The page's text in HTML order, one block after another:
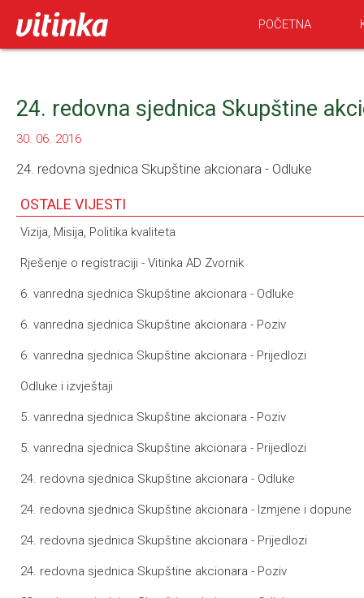
POČETNA
24. redovna sjednica Skupštine
30. 06. 2016
24. redovna sjednica Skupštine akcionara - Odluke
OSTALE VIJESTI
Vizija, Misija, Politika kvaliteta
Rješenje o registraciji - Vitinka AD Zvornik
6. vanredna sjednica Skupštine akcionara - Odluke
6. vanredna sjednica Skupštine akcionara - Poziv
6. vanredna sjednica Skupštine akcionara - Prijedlozi
Odluke i izvještaji
5. vanredna sjednica Skupštine akcionara - Poziv
5. vanredna sjednica Skupštine akcionara - Prijedlozi
24. redovna sjednica Skupštine akcionara - Odluke
24. redovna sjednica Skupštine akcionara - Izmjene i dopune
24. redovna sjednica Skupštine akcionara - Prijedlozi
24. redovna sjednica Skupštine akcionara - Poziv